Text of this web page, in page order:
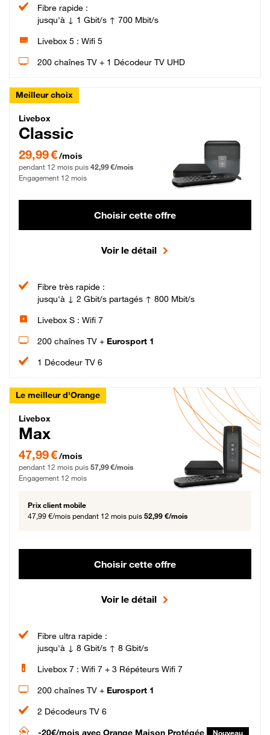
Fibre rapide :
jusqu'à ↓ 1 Gbit/s ↑ 700 Mbit/s
Livebox 5 : Wifi 5
200 chaînes TV + 1 Décodeur TV UHD
Meilleur choix
Livebox Classic Fibre
Livebox
Classic
29,99 € par mois pendant 12 mois puis 42,99 € par mois, Engagement 12 mois
29,99 €/mois
pendant 12 mois puis 42,99 €/mois
Engagement 12 mois
Choisir cette offre
Voir le détail
Fibre très rapide :
jusqu'à ↓ 2 Gbit/s partagés ↑ 800 Mbit/s
Livebox S : Wifi 7
200 chaînes TV + Eurosport 1
1 Décodeur TV 6
Le meilleur d'Orange
Livebox Max Fibre
Livebox
Max
47,99 € par mois pendant 12 mois puis 57,99 € par mois, Engagement 12 mois
47,99 €/mois
pendant 12 mois puis 57,99 €/mois
Engagement 12 mois
Prix client mobile
47,99 €/mois pendant 12 mois puis 52,99 €/mois
Choisir cette offre
Voir le détail
Fibre ultra rapide :
jusqu'à ↓ 8 Gbit/s ↑ 8 Gbit/s
Livebox 7 : Wifi 7 + 3 Répéteurs Wifi 7
200 chaînes TV + Eurosport 1
2 Décodeurs TV 6
-20€/mois avec Orange Maison Protégée Nouveau